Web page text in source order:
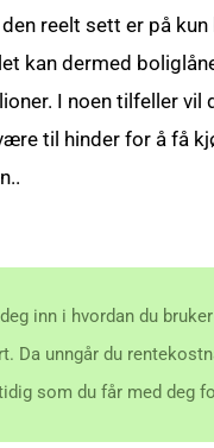
reelt sett er på kun
kan dermed
I noen tilfeller vil
til hinder for å få
inn i hvordan du
Da unngår du
som du får med deg